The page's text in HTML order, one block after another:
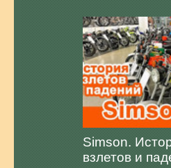
Simson.
взлетов и